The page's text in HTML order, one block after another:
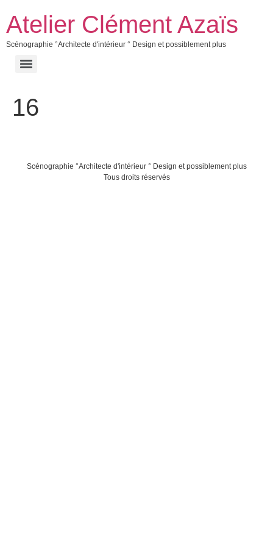
Atelier Clément Azaïs
Scénographie °Architecte d'intérieur ° Design et possiblement plus
16
Scénographie °Architecte d'intérieur ° Design et possiblement plus
Tous droits réservés